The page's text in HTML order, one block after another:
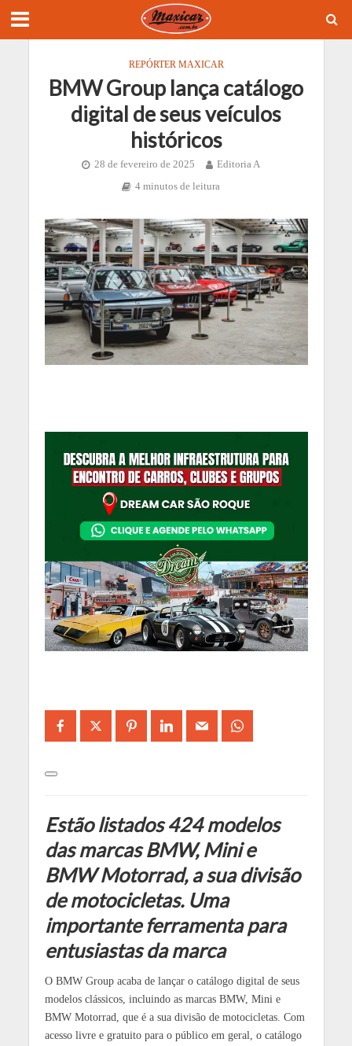
REPÓRTER MAXICAR
BMW Group lança catálogo
digital de seus veículos
históricos
28 de fevereiro de 2025
Editoria A
4 minutos de leitura
Estão listados 424 modelos
das marcas BMW, Mini e
BMW Motorrad, a sua divisão
de motocicletas. Uma
importante ferramenta para
entusiastas da marca
O BMW Group acaba de lançar o catálogo digital de seus
modelos clássicos, incluindo as marcas BMW, Mini e
BMW Motorrad, que é a sua divisão de motocicletas. Com
acesso livre e gratuito para o público em geral, o catálogo